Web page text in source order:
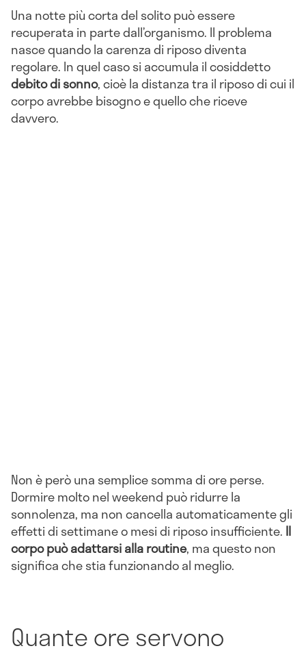
Una notte più corta del solito può essere
recuperata in parte dall’organismo. Il problema
nasce quando la carenza di riposo diventa
regolare. In quel caso si accumula il cosiddetto
debito di sonno, cioè la distanza tra il riposo di cui il
corpo avrebbe bisogno e quello che riceve
davvero.
Non è però una semplice somma di ore perse.
Dormire molto nel weekend può ridurre la
sonnolenza, ma non cancella automaticamente gli
effetti di settimane o mesi di riposo insufficiente. Il
corpo può adattarsi alla routine, ma questo non
significa che stia funzionando al meglio.
Quante ore servono